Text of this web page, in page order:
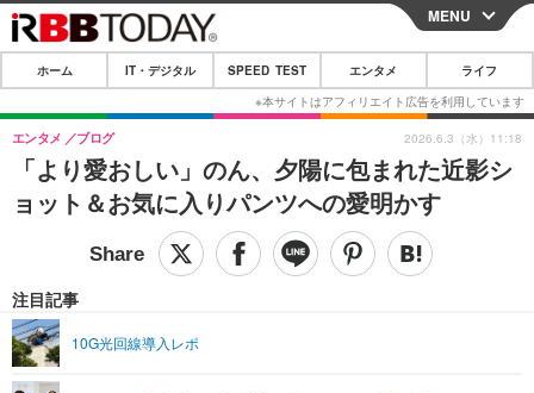
CLOSE
ホーム
IT・デジタル
IT・デジタルTOP スマートフォン
ガジェット・ツール
ショッピング その他
SPEED TEST
エンタメTOP 映画・ドラマ
ライフTOP
リリース一覧
プッシュ通知の停止方法
MENU
ホーム IT・デジタル SPEED TEST エンタメ ライフ
「より愛おしい」のん、夕陽に包まれた近影シ
ョット＆お気に入りパンツへの愛明かす
エンタメ ブログ
注目記事
10G光回線導入レポ
2026.6.3（水）11:18